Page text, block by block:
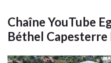
Chaîne YouTube
Béthel Capesterre